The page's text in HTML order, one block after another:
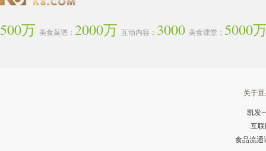
500万 美食菜谱； 2000万 互动内容； 3000 美食课堂； 5000
关于
凯发
互
食品流